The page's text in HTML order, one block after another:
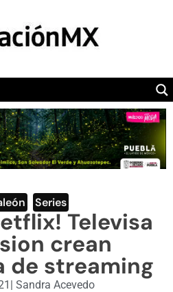
SECTION
VIDEOS
Series
Televisa
crean
de streaming
| Sandra Acevedo